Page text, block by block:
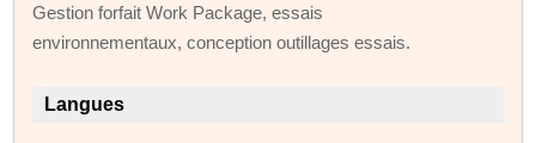
Gestion forfait Work Package, essais
environnementaux, conception outillages essais.
Langues